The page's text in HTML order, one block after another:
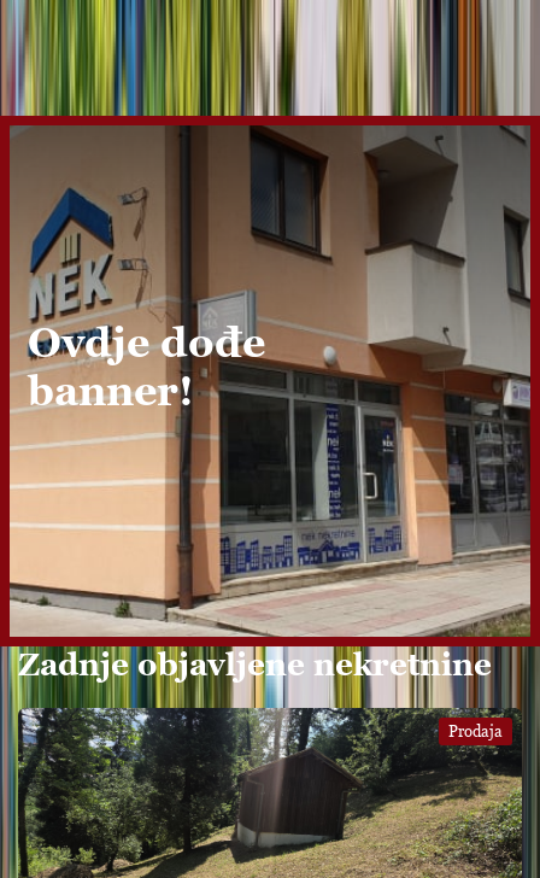
Ovdje dođe
banner!
Zadnje objavljene nekretnine
Prodaja